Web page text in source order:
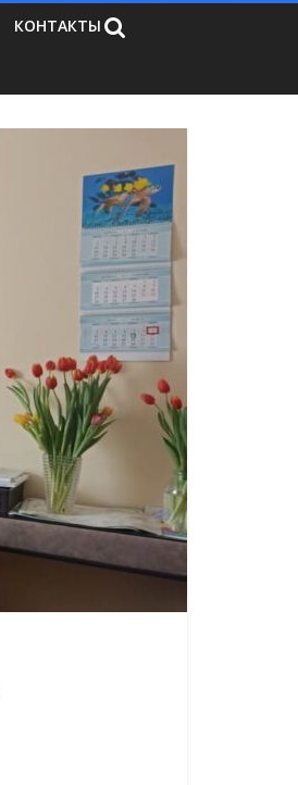
КОНТАКТЫ